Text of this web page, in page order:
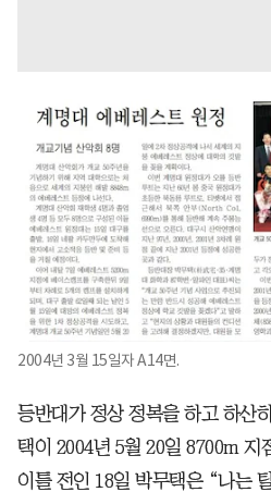
2004년 3월 15일자 A14면.
등반대가 정상 정복을 하고 하산
택이 2004년 5월 20일 8700m 지
이틀 전인 18일 박무택은 “나는